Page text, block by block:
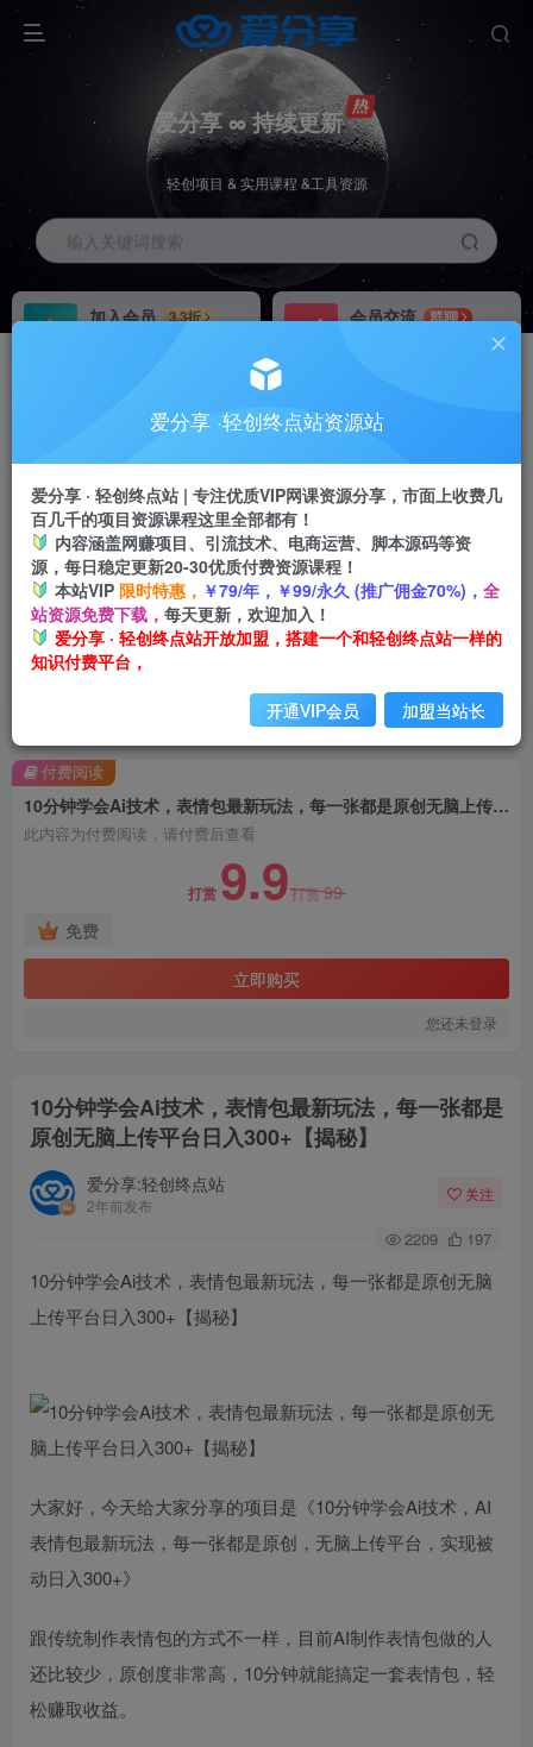
爱分享 ∞ 持续更新
轻创项目 & 实用课程 &工具资源
输入关键词搜索
加入会员
3.3折
会员交流
群聊
推广返佣高达70%
24小时自动赚钱
加入会员享受权益福利
10分钟学会Ai技术，表情包最新玩法，每一张都是原创无脑上传平台日入300+【揭秘】
此内容为付费阅读，请付费后查看
打赏 9.9打赏99
免费
立即购买
您还未登录
付费阅读
10分钟学会Ai技术，表情包最新玩法，每一张都是
原创无脑上传平台日入300+【揭秘】
爱分享:轻创终点站
2年前发布
关注
2209 197
10分钟学会Ai技术，表情包最新玩法，每一张都是原创无脑
上传平台日入300+【揭秘】
大家好，今天给大家分享的项目是《10分钟学会Ai技术，AI
表情包最新玩法，每一张都是原创，无脑上传平台，实现被
动日入300+》
跟传统制作表情包的方式不一样，目前AI制作表情包做的人
还比较少，原创度非常高，10分钟就能搞定一套表情包，轻
松赚取收益。
爱分享 ·轻创终点站资源站
爱分享 · 轻创终点站 | 专注优质VIP网课资源分享，市面上收费几
百几千的项目资源课程这里全部都有！
内容涵盖网赚项目、引流技术、电商运营、脚本源码等资
源，每日稳定更新20-30优质付费资源课程！
本站VIP 限时特惠， ￥79/年，￥99/永久 (推广佣金70%)， 全
站资源免费下载， 每天更新，欢迎加入！
爱分享 · 轻创终点站开放加盟，搭建一个和轻创终点站一样的
知识付费平台，
开通VIP会员 加盟当站长